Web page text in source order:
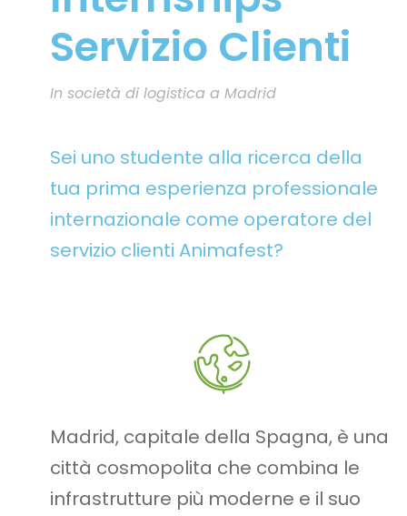
Servizio Clienti
In società di logistica a Madrid
Sei uno studente alla ricerca della
tua prima esperienza professionale
internazionale come operatore del
servizio clienti Animafest?
Madrid, capitale della Spagna, è una
città cosmopolita che combina le
infrastrutture più moderne e il suo